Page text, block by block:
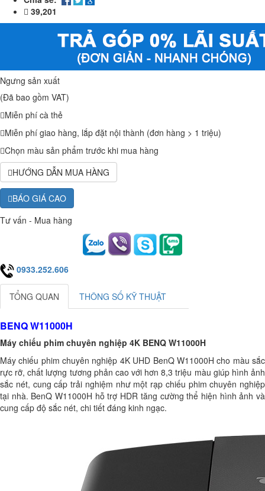
39,201
Ngưng sản xuất
(Đã bao gồm VAT)
Miễn phí cà thẻ
Miễn phí giao hàng, lắp đặt nội thành (đơn hàng > 1 triệu)
Chọn màu sản phẩm trước khi mua hàng
HƯỚNG DẪN MUA HÀNG
BÁO GIÁ CAO
Tư vấn - Mua hàng
0933.252.606
TỔNG QUAN THÔNG SỐ KỸ THUẬT
BENQ W11000H
Máy chiếu phim chuyên nghiệp 4K BENQ W11000H
Máy chiếu phim chuyên nghiệp 4K UHD BenQ W11000H cho màu sắc
rực rỡ, chất lượng tương phản cao với hơn 8,3 triệu màu giúp hình ảnh
sắc nét, cung cấp trải nghiệm như một rạp chiếu phim chuyên nghiệp
tại nhà. BenQ W11000H hỗ trợ HDR tăng cường thể hiện hình ảnh và
cung cấp độ sắc nét, chi tiết đáng kinh ngạc.